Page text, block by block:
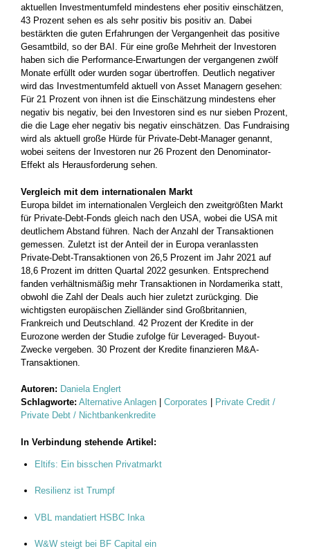
aktuellen Investmentumfeld mindestens eher positiv einschätzen,
43 Prozent sehen es als sehr positiv bis positiv an. Dabei
bestärkten die guten Erfahrungen der Vergangenheit das positive
Gesamtbild, so der BAI. Für eine große Mehrheit der Investoren
haben sich die Performance-Erwartungen der vergangenen zwölf
Monate erfüllt oder wurden sogar übertroffen. Deutlich negativer
wird das Investmentumfeld aktuell von Asset Managern gesehen:
Für 21 Prozent von ihnen ist die Einschätzung mindestens eher
negativ bis negativ, bei den Investoren sind es nur sieben Prozent,
die die Lage eher negativ bis negativ einschätzen. Das Fundraising
wird als aktuell große Hürde für Private-Debt-Manager genannt,
wobei seitens der Investoren nur 26 Prozent den Denominator-
Effekt als Herausforderung sehen.
Vergleich mit dem internationalen Markt
Europa bildet im internationalen Vergleich den zweitgrößten Markt
für Private-Debt-Fonds gleich nach den USA, wobei die USA mit
deutlichem Abstand führen. Nach der Anzahl der Transaktionen
gemessen. Zuletzt ist der Anteil der in Europa veranlassten
Private-Debt-Transaktionen von 26,5 Prozent im Jahr 2021 auf
18,6 Prozent im dritten Quartal 2022 gesunken. Entsprechend
fanden verhältnismäßig mehr Transaktionen in Nordamerika statt,
obwohl die Zahl der Deals auch hier zuletzt zurückging. Die
wichtigsten europäischen Zielländer sind Großbritannien,
Frankreich und Deutschland. 42 Prozent der Kredite in der
Eurozone werden der Studie zufolge für Leveraged- Buyout-
Zwecke vergeben. 30 Prozent der Kredite finanzieren M&A-
Transaktionen.
Autoren: Daniela Englert
Schlagworte: Alternative Anlagen Corporates
Private Credit /
Private Debt / Nichtbankenkredite
In Verbindung stehende Artikel:
Eltifs: Ein bisschen Privatmarkt
Resilienz ist Trumpf
VBL mandatiert HSBC Inka
W&W steigt bei BF Capital ein